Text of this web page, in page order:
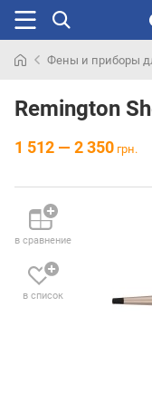
раньше
Фены и приборы
Remington
1 512 — 2 350 грн.
в сравнение
в список